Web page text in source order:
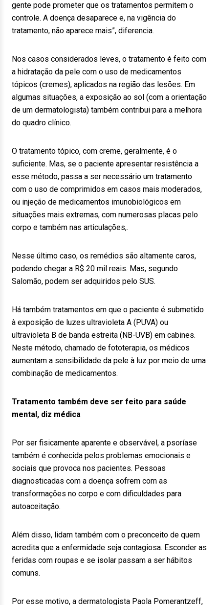
gente pode prometer que os tratamentos permitem o
controle. A doença desaparece e, na vigência do
tratamento, não aparece mais”, diferencia.
Nos casos considerados leves, o tratamento é feito com
a hidratação da pele com o uso de medicamentos
tópicos (cremes), aplicados na região das lesões. Em
algumas situações, a exposição ao sol (com a orientação
de um dermatologista) também contribui para a melhora
do quadro clínico.
O tratamento tópico, com creme, geralmente, é o
suficiente. Mas, se o paciente apresentar resistência a
esse método, passa a ser necessário um tratamento
com o uso de comprimidos em casos mais moderados,
ou injeção de medicamentos imunobiológicos em
situações mais extremas, com numerosas placas pelo
corpo e também nas articulações,.
Nesse último caso, os remédios são altamente caros,
podendo chegar a R$ 20 mil reais. Mas, segundo
Salomão, podem ser adquiridos pelo SUS.
Há também tratamentos em que o paciente é submetido
à exposição de luzes ultravioleta A (PUVA) ou
ultravioleta B de banda estreita (NB-UVB) em cabines.
Neste método, chamado de fototerapia, os médicos
aumentam a sensibilidade da pele à luz por meio de uma
combinação de medicamentos.
Tratamento também deve ser feito para saúde
mental, diz médica
Por ser fisicamente aparente e observável, a psoríase
também é conhecida pelos problemas emocionais e
sociais que provoca nos pacientes. Pessoas
diagnosticadas com a doença sofrem com as
transformações no corpo e com dificuldades para
autoaceitação.
Além disso, lidam também com o preconceito de quem
acredita que a enfermidade seja contagiosa. Esconder as
feridas com roupas e se isolar passam a ser hábitos
comuns.
Por esse motivo, a dermatologista Paola Pomerantzeff,